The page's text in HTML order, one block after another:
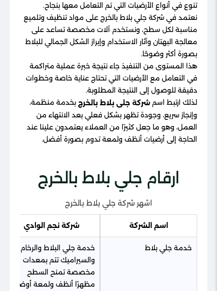
تنوع في أنواع الأرضيات التي تم التعامل معها بنجاح.
نعتمد في شركة جلي بلاط بالخرج على مواد تنظيف وتلميع
مناسبة لكل سطح، ونستخدم آلات مخصصة تساعد على
معالجة البهتان وآثار الاستخدام وإبراز الشكل الجمالي للبلاط
بصورة أكثر وضوحًا.
هذا المستوى من التنفيذ جاء نتيجة خبرة عملية متراكمة
في التعامل مع الأرضيات التي تحتاج عناية خاصة وخطوات
دقيقة للوصول إلى النتيجة المطلوبة.
لذلك ارتبط اسم شركة جلى بلاط بالخرج بخدمة منظمة،
وإنجاز سريع، وجودة تظهر بشكل فعلي بعد الانتهاء من
العمل، وهو ما جعل كثيرًا من العملاء يعتمدون علينا عند
الحاجة إلى أرضيات أنظف ولمعة تدوم بصورة أفضل.
ارقام جلي بلاط بالخرج
اشهر شركة جلي بلاط بالخرج
اسم الشركة شركة نجم الوادي
خدمة جلي بلاط
خدمة جلي البلاط والرخام
والسيراميك تتم بمعدات
مخصصة تمنح السطح
مظهرًا أنظف ولمعة أوضح